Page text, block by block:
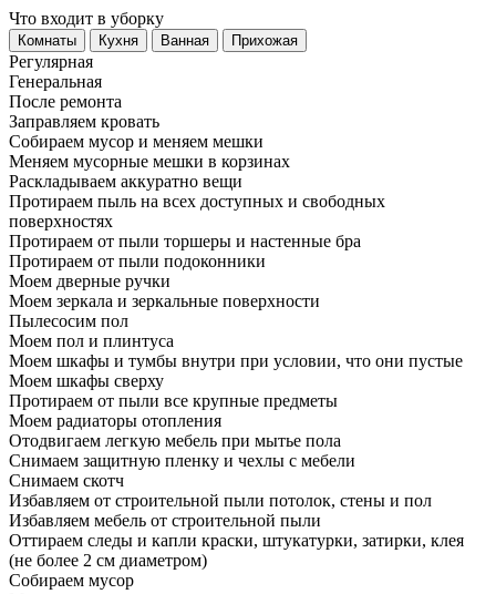
Что входит в уборку
Регу­лярная
Гене­ральная
После ремонта
Заправляем кровать
Собираем мусор и меняем мешки
Меняем мусорные мешки в корзинах
Раскладываем аккуратно вещи
Протираем пыль на всех доступных и свободных
поверхностях
Протираем от пыли торшеры и настенные бра
Протираем от пыли подоконники
Моем дверные ручки
Моем зеркала и зеркальные поверхности
Пылесосим пол
Моем пол и плинтуса
Моем шкафы и тумбы внутри при условии, что они пустые
Моем шкафы сверху
Протираем от пыли все крупные предметы
Моем радиаторы отопления
Отодвигаем легкую мебель при мытье пола
Снимаем защитную пленку и чехлы с мебели
Снимаем скотч
Избавляем от строительной пыли потолок, стены и пол
Избавляем мебель от строительной пыли
Оттираем следы и капли краски, штукатурки, затирки, клея
(не более 2 см диаметром)
Собираем мусор